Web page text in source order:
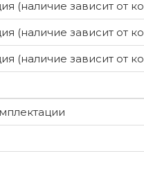
(наличие зависит от
(наличие зависит от
(наличие зависит от